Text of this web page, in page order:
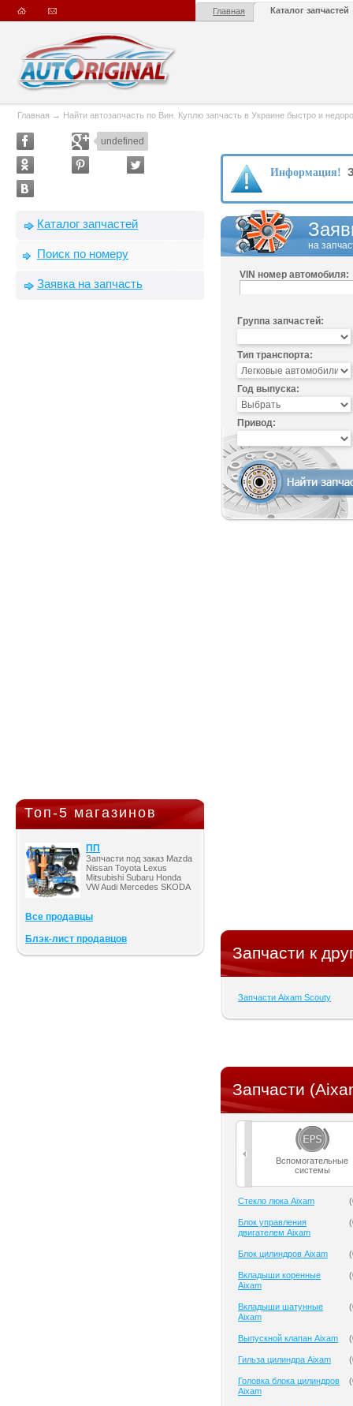
Главная Каталог запчастей
Главная → Найти автозапчасть по Вин. Куплю запчасть в Украине быстро и
undefined
Каталог запчастей
Поиск по номеру
Заявка на запчасть
Топ-5 магазинов
ПП
Запчасти под заказ Mazda
Nissan Toyota Lexus
Mitsubishi Subaru Honda
VW Audi Mercedes SKODA
Все продавцы
Блэк-лист продавцов
Информация!
на
VIN номер автомобиля:
Группа запчастей:
Тип транспорта:
Год выпуска:
Привод:
Запчасти к
Запчасти Aixam Scouty
Запчасти
Вспомогательные
системы
Cтекло люка Aixam (
Блок управления
двигателем Aixam
(
Блок цилиндров Aixam (
Вкладыши коренные
Aixam
(
Вкладыши шатунные
Aixam
(
Выпускной клапан Aixam (
Гильза цилиндра Aixam (
Головка блока цилиндров
Aixam
(